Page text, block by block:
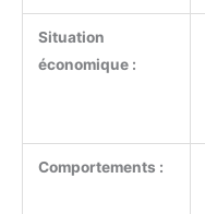
Situation
économique :
Comportements :